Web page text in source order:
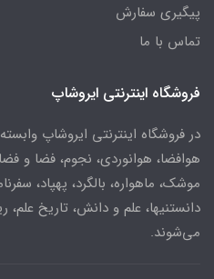
پیگیری سفارش
تماس با ما
فروشگاه اینترنتی ایروشاپ
در فروشگاه اینترنتی ایروشاپ
هوافضا، هوانوردی، نجوم، فضا و
موشک، ماهواره، بالگرد، پهپاد،
دانستنیها، علم و دانش، تاریخ
می‌شوند.